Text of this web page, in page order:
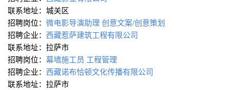
联系地址：城关区
招聘岗位： 微电影导演助理 创意文案/创意策划
招聘企业： 西藏惹萨建筑工程有限公司
联系地址：拉萨市
招聘岗位： 幕墙施工员 工程管理
招聘企业： 西藏诺布恰顿文化传播有限公司
联系地址：拉萨市